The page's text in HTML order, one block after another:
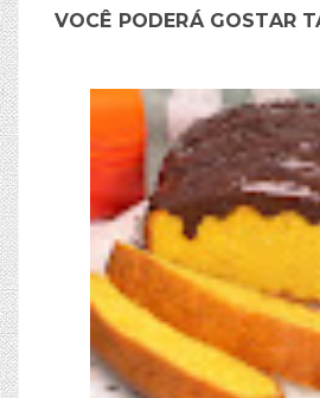
VOCÊ PODERÁ GOSTAR